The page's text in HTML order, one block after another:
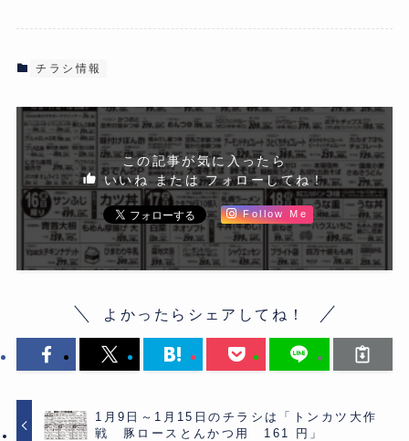
チラシ情報
この記事が気に入ったら
いいね または フォローしてね！
Follow Me
よかったらシェアしてね！
1月9日～1月15日のチラシは「トンカツ大作
戦 豚ロースとんかつ用 161 円」